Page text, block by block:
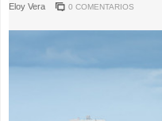
Eloy Vera 0 COMENTARIOS